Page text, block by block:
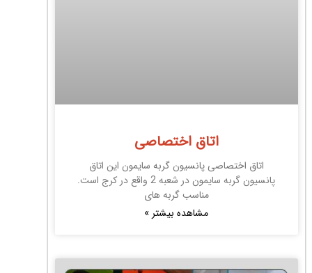
اتاق اختصاصی
اتاق اختصاصی پانسیون گربه سایمون این اتاق
پانسیون گربه سایمون در شعبه 2 واقع در کرج است.
مناسب گربه های
مشاهده بیشتر »